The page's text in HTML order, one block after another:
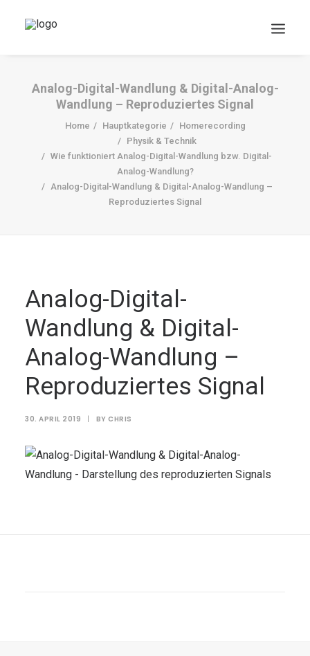
DOWNLOADS
Analog-Digital-Wandlung & Digital-Analog-
Wandlung – Reproduziertes Signal
Home Hauptkategorie
Homerecording
Physik & Technik
Wie funktioniert Analog-Digital-Wandlung bzw. Digital-
Analog-Wandlung?
Analog-Digital-Wandlung & Digital-Analog-Wandlung –
Reproduziertes Signal
Analog-Digital-
Wandlung & Digital-
Analog-Wandlung –
Reproduziertes Signal
30. APRIL 2019 | BY CHRIS